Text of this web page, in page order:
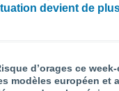
devient de
d’orages ce
modèles européen et